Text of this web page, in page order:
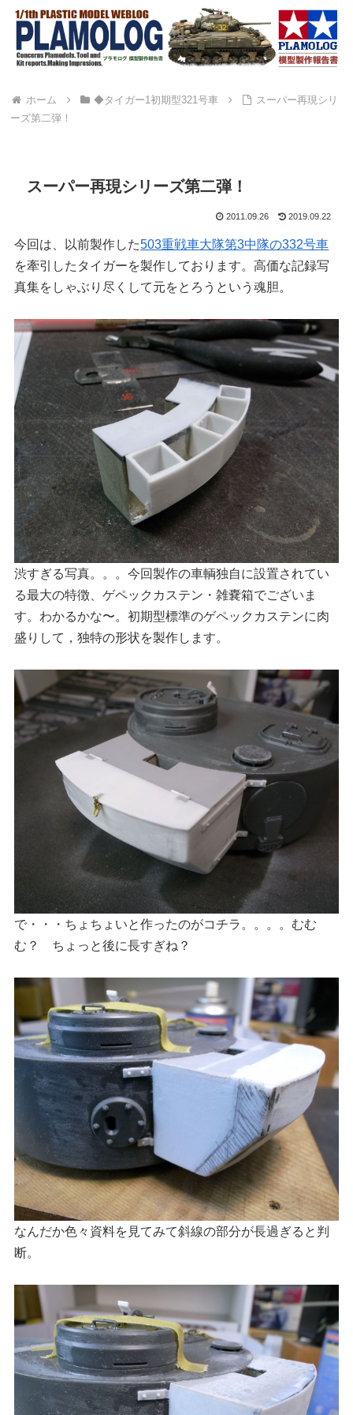
ホーム ◆タイガー1初期型321号車
スーパー再現シリ
ーズ第二弾！
スーパー再現シリーズ第二弾！
2011.09.26 2019.09.22
今回は、以前製作した503重戦車大隊第3中隊の332号車
を牽引したタイガーを製作しております。高価な記録写
真集をしゃぶり尽くして元をとろうという魂胆。
渋すぎる写真。。。今回製作の車輌独自に設置されてい
る最大の特徴、ゲペックカステン・雑嚢箱でございま
す。わかるかな〜。初期型標準のゲペックカステンに肉
盛りして，独特の形状を製作します。
で・・・ちょちょいと作ったのがコチラ。。。。むむ
む？ ちょっと後に長すぎね？
なんだか色々資料を見てみて斜線の部分が長過ぎると判
断。